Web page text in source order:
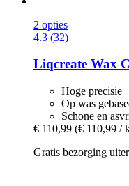
2 opties
4.3 (32)
Liqcreate Wax
Hoge precisie
Op was
Schone en
€ 110,99 (€ 110,99 /
Gratis bezorging